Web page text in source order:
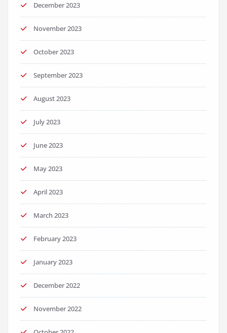
December 2023
November 2023
October 2023
September 2023
August 2023
July 2023
June 2023
May 2023
April 2023
March 2023
February 2023
January 2023
December 2022
November 2022